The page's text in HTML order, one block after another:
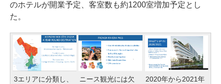
のホテルが開業予定、客室数も約1200室増加予定とし
た。
3エリアに分類し、
ニース観光には欠
2020年から2021年